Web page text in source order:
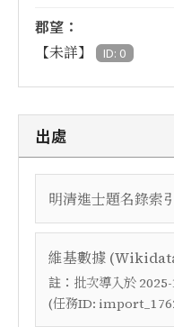
郡望：
【未詳】 ID: 0
出處
明清進士題名錄索
維基數據
註： 批次導入於
(任務ID: